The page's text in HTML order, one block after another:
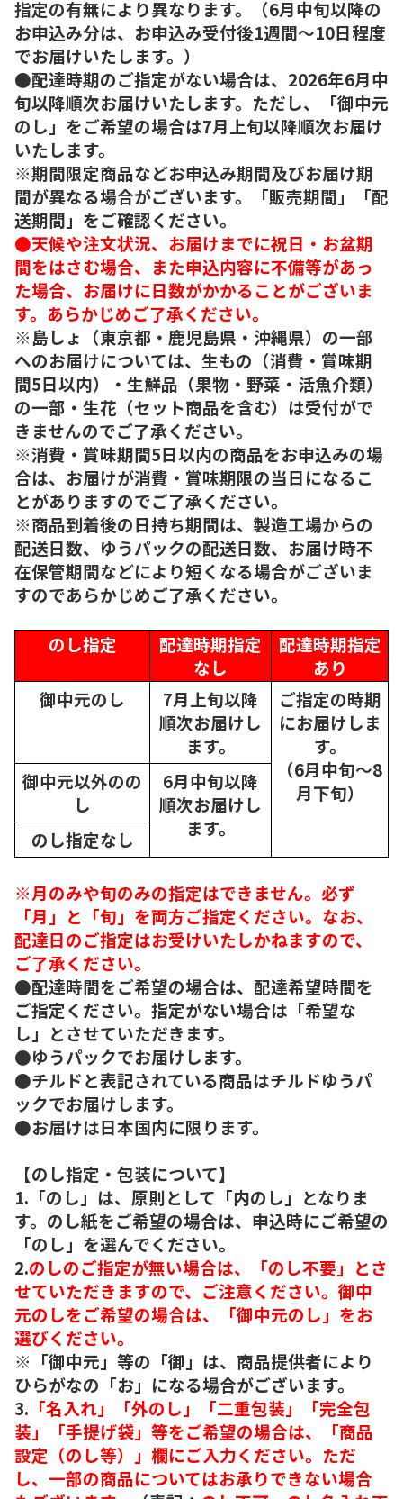
指定の有無により異なります。（6月中旬以降の
お申込み分は、お申込み受付後1週間～10日程度
でお届けいたします。）
●配達時期のご指定がない場合は、2026年6月中
旬以降順次お届けいたします。ただし、「御中元
のし」をご希望の場合は7月上旬以降順次お届け
いたします。
※期間限定商品などお申込み期間及びお届け期
間が異なる場合がございます。「販売期間」「配
送期間」をご確認ください。
●天候や注文状況、お届けまでに祝日・お盆期
間をはさむ場合、また申込内容に不備等があっ
た場合、お届けに日数がかかることがございま
す。あらかじめご了承ください。
※島しょ（東京都・鹿児島県・沖縄県）の一部
へのお届けについては、生もの（消費・賞味期
間5日以内）・生鮮品（果物・野菜・活魚介類）
の一部・生花（セット商品を含む）は受付がで
きませんのでご了承ください。
※消費・賞味期間5日以内の商品をお申込みの場
合は、お届けが消費・賞味期限の当日になるこ
とがありますのでご了承ください。
※商品到着後の日持ち期間は、製造工場からの
配送日数、ゆうパックの配送日数、お届け時不
在保管期間などにより短くなる場合がございま
すのであらかじめご了承ください。
のし指定
配達時期指定
なし
配達時期指定
あり
御中元のし
7月上旬以降
順次お届けし
ます。
ご指定の時期
にお届けしま
す。
（6月中旬～8
月下旬）
御中元以外のの
し
6月中旬以降
順次お届けし
ます。
のし指定なし
※月のみや旬のみの指定はできません。必ず
「月」と「旬」を両方ご指定ください。なお、
配達日のご指定はお受けいたしかねますので、
ご了承ください。
●配達時間をご希望の場合は、配達希望時間を
ご指定ください。指定がない場合は「希望な
し」とさせていただきます。
●ゆうパックでお届けします。
●チルドと表記されている商品はチルドゆうパ
ックでお届けします。
●お届けは日本国内に限ります。
【のし指定・包装について】
1.「のし」は、原則として「内のし」となりま
す。のし紙をご希望の場合は、申込時にご希望の
「のし」を選んでください。
2.のしのご指定が無い場合は、「のし不要」とさ
せていただきますので、ご注意ください。御中
元のしをご希望の場合は、「御中元のし」をお
選びください。
※「御中元」等の「御」は、商品提供者により
ひらがなの「お」になる場合がございます。
3. 「名入れ」「外のし」「二重包装」「完全包
装」「手提げ袋」等をご希望の場合は、「商品
設定（のし等）」欄にご入力ください。ただ
し、一部の商品についてはお承りできない場合